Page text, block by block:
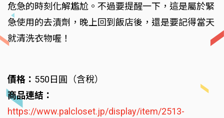
危急的時刻化解尷尬。不過要提醒一下，這是屬於緊
急使用的去漬劑，晚上回到飯店後，還是要記得當天
就清洗衣物喔！
價格： 550日圓（含稅）
商品連結：
https://www.palcloset.jp/display/item/2513-